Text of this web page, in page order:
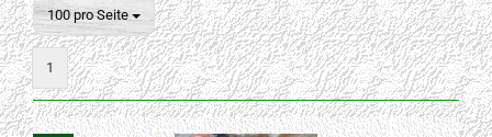
100 pro Seite
pro Seite
1